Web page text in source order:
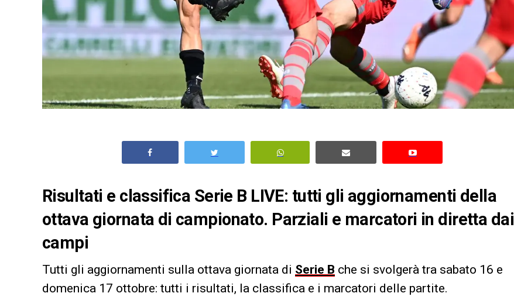
Risultati e classifica Serie B LIVE: tutti gli aggiornamenti della
ottava giornata di campionato. Parziali e marcatori in diretta dai
campi
Tutti gli aggiornamenti sulla ottava giornata di Serie B che si svolgerà tra sabato 16 e
domenica 17 ottobre: tutti i risultati, la classifica e i marcatori delle partite.